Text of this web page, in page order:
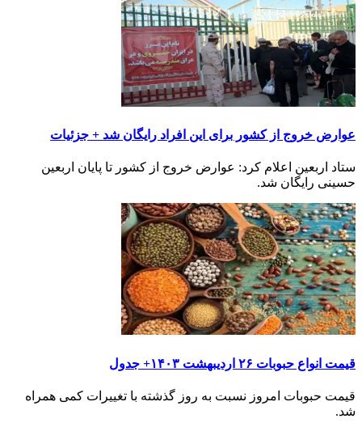
عوارض خروج از کشور برای این افراد رایگان شد + جزئیات
ستاد اربعین اعلام کرد: عوارض خروج از کشور تا پایان اربعین
حسینی رایگان شد.
قیمت انواع حبوبات ۲۶ اردیبهشت ۱۴۰۳+ جدول
قیمت حبوبات امروز نسبت به روز گذشته با تغییرات کمی همراه
شد.